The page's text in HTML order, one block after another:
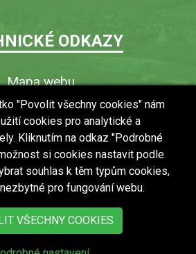
ODKAZY
Mapa webu
O webu
informace
údajů (GDPR)
Vyhledávání
RSS
přístup v obci
"Povolit všechny cookies" nám
cookies pro analytické a
Kliknutím na odkaz "Podrobné
si cookies nastavit podle
souhlas k těm typům cookies,
pro fungování webu.
VŠECHNY COOKIES